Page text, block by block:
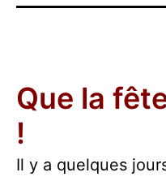
Que la
!
Il y a quelques